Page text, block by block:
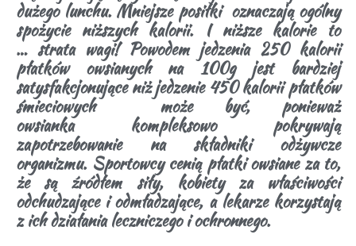
dużego lunchu. Mniejsze posiłki oznaczają ogólny
spożycie niższych kalorii. I niższe kalorie to
… strata wagi! Powodem jedzenia 250 kalorii
płatków owsianych na 100g jest bardziej
satysfakcjonujące niż jedzenie 450 kalorii płatków
śmieciowych może być, ponieważ
owsianka kompleksowo pokrywają
zapotrzebowanie na składniki odżywcze
organizmu. Sportowcy cenią płatki owsiane za to,
że są źródłem siły, kobiety za właściwości
odchudzające i odmładzające, a lekarze korzystają
z ich działania leczniczego i ochronnego.